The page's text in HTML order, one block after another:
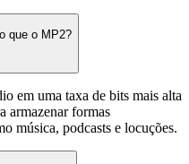
que o MP2?
em uma taxa de bits mais alta
armazenar formas
música, podcasts e locuções.